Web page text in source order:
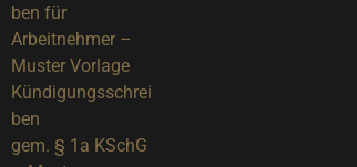
ben für
Arbeitnehmer –
Muster Vorlage
Kündigungsschrei
ben
gem. § 1a KSchG